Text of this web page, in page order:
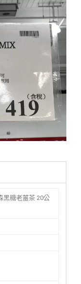
黑糖老薑茶 20公